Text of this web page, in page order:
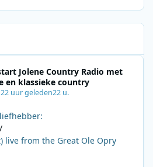
Jolene Country Radio met
en klassieke country
22 uur geleden22 u.
live from the Great Ole Opry